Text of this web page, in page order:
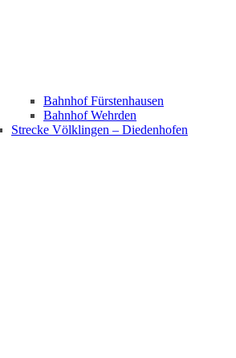
Bahnhof Fürstenhausen
Bahnhof Wehrden
Strecke Völklingen – Diedenhofen